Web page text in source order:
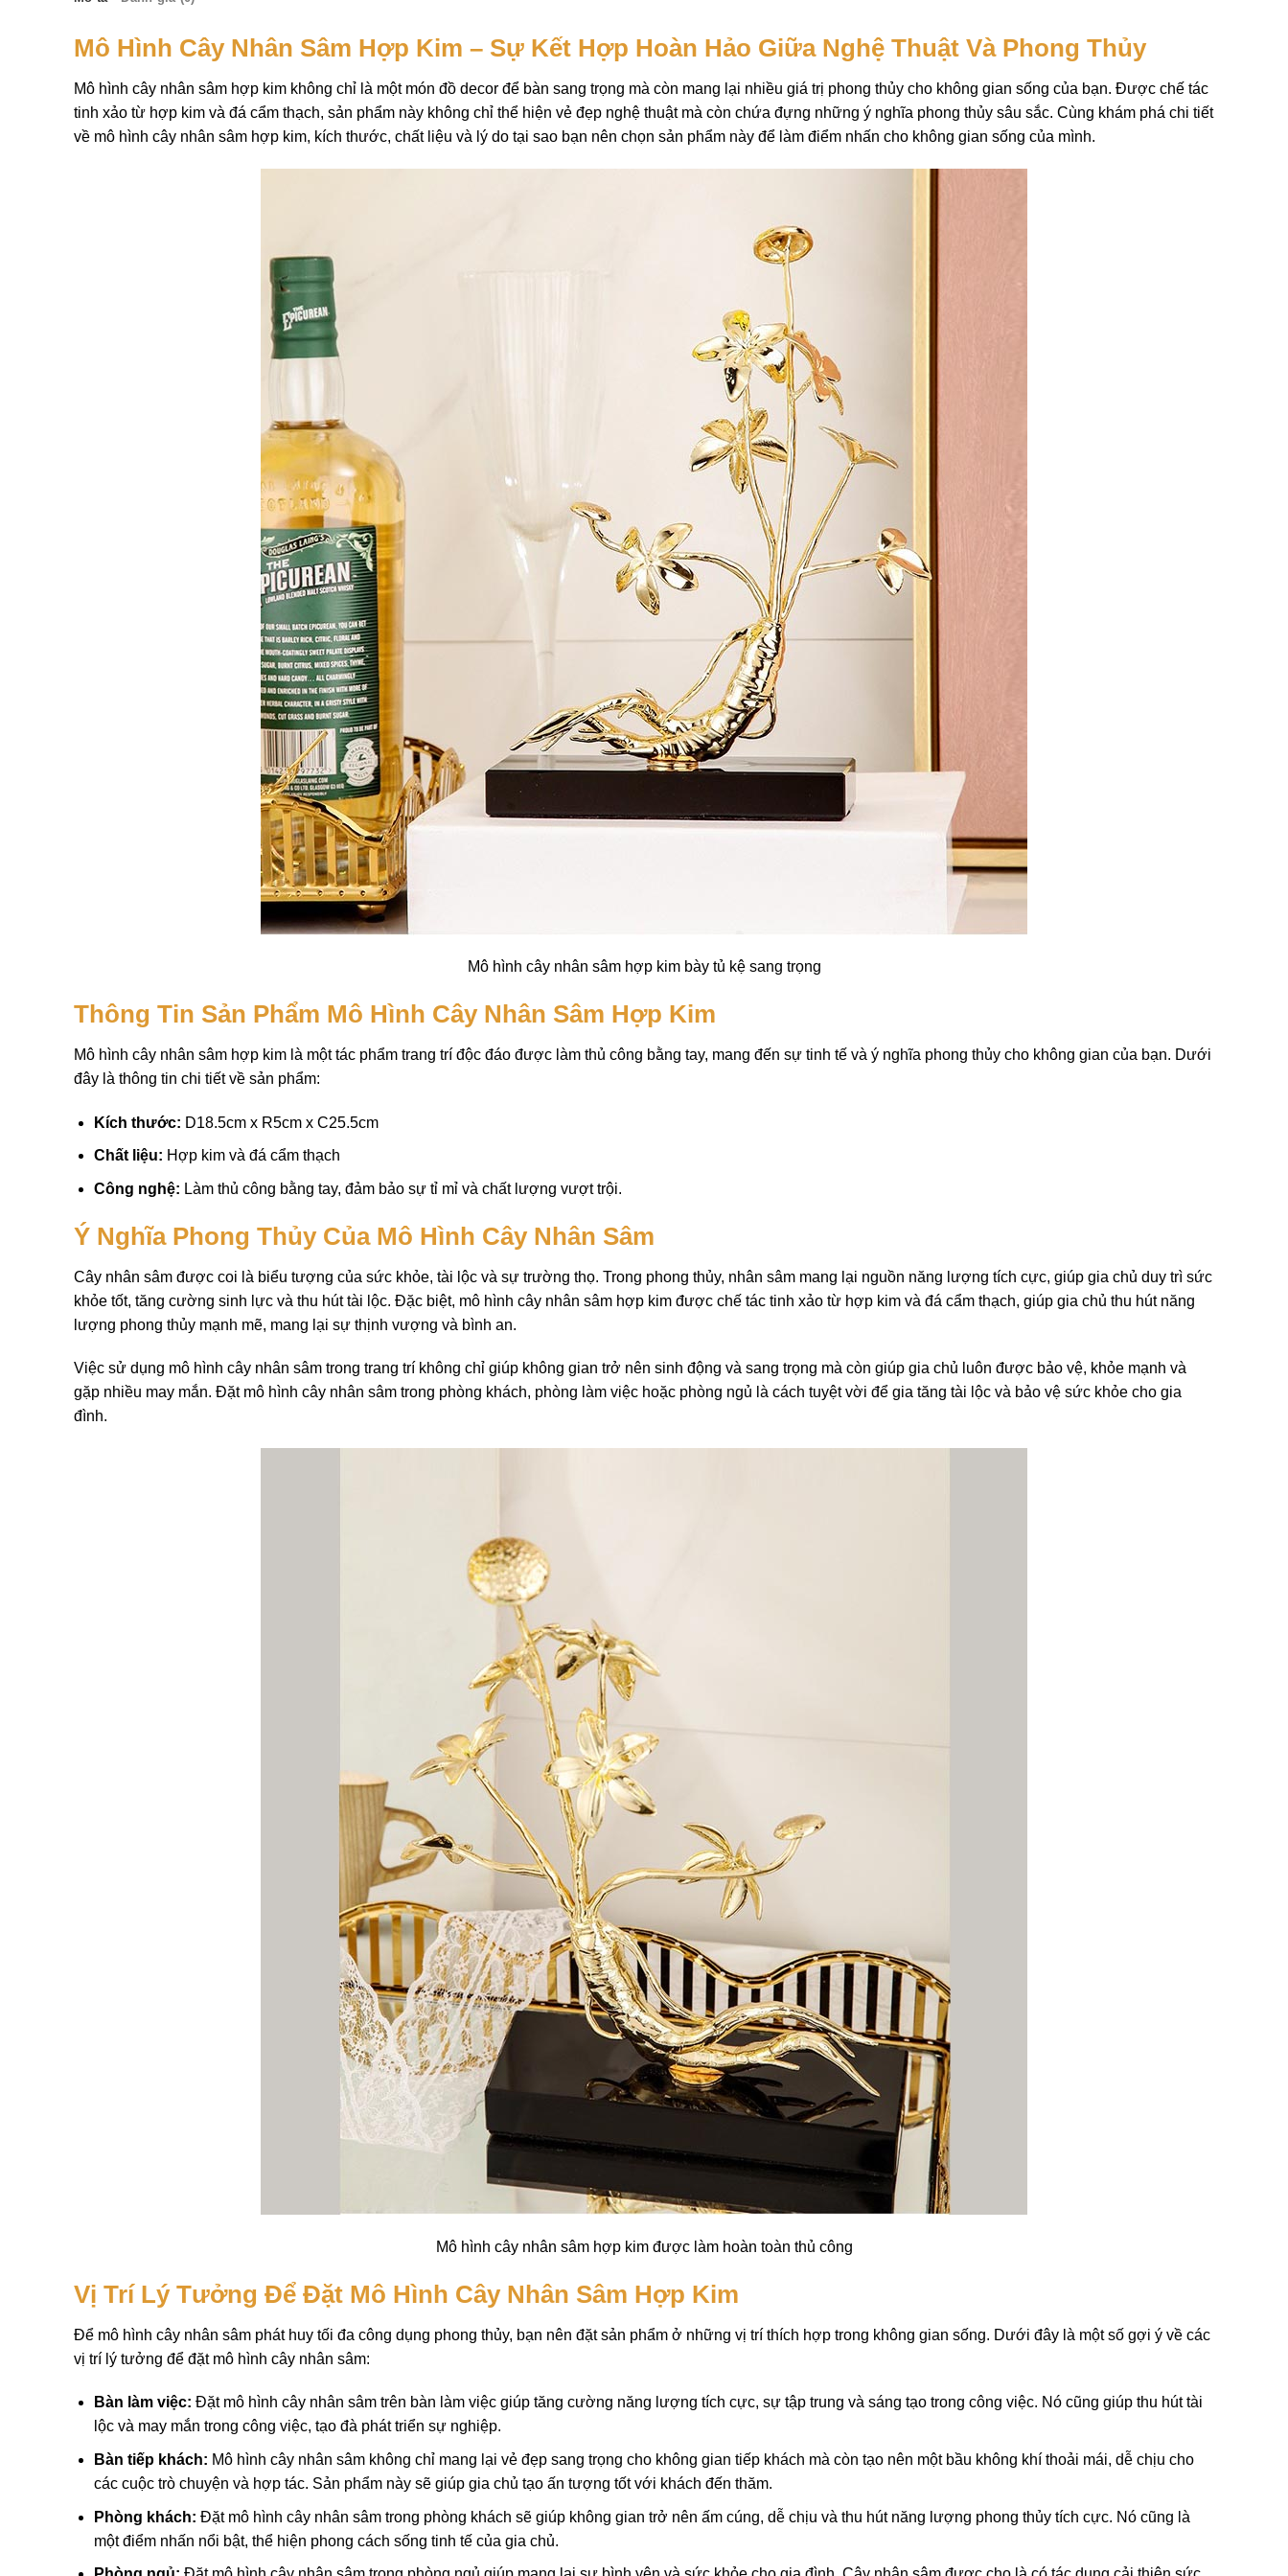
Mô Hình Cây Nhân Sâm Hợp Kim – Sự Kết Hợp Hoàn Hảo Giữa Nghệ Thuật Và Phong Thủy
Mô hình cây nhân sâm hợp kim không chỉ là một món đồ decor để bàn sang trọng mà còn mang lại nhiều giá trị phong thủy cho không gian sống của bạn. Được chế tác
tinh xảo từ hợp kim và đá cẩm thạch, sản phẩm này không chỉ thể hiện vẻ đẹp nghệ thuật mà còn chứa đựng những ý nghĩa phong thủy sâu sắc. Cùng khám phá chi tiết
về mô hình cây nhân sâm hợp kim, kích thước, chất liệu và lý do tại sao bạn nên chọn sản phẩm này để làm điểm nhấn cho không gian sống của mình.
Mô hình cây nhân sâm hợp kim bày tủ kệ sang trọng
Thông Tin Sản Phẩm Mô Hình Cây Nhân Sâm Hợp Kim
Mô hình cây nhân sâm hợp kim là một tác phẩm trang trí độc đáo được làm thủ công bằng tay, mang đến sự tinh tế và ý nghĩa phong thủy cho không gian của bạn. Dưới
đây là thông tin chi tiết về sản phẩm:
Kích thước: D18.5cm x R5cm x C25.5cm
Chất liệu: Hợp kim và đá cẩm thạch
Công nghệ: Làm thủ công bằng tay, đảm bảo sự tỉ mỉ và chất lượng vượt trội.
Ý Nghĩa Phong Thủy Của Mô Hình Cây Nhân Sâm
Cây nhân sâm được coi là biểu tượng của sức khỏe, tài lộc và sự trường thọ. Trong phong thủy, nhân sâm mang lại nguồn năng lượng tích cực, giúp gia chủ duy trì sức
khỏe tốt, tăng cường sinh lực và thu hút tài lộc. Đặc biệt, mô hình cây nhân sâm hợp kim được chế tác tinh xảo từ hợp kim và đá cẩm thạch, giúp gia chủ thu hút năng
lượng phong thủy mạnh mẽ, mang lại sự thịnh vượng và bình an.
Việc sử dụng mô hình cây nhân sâm trong trang trí không chỉ giúp không gian trở nên sinh động và sang trọng mà còn giúp gia chủ luôn được bảo vệ, khỏe mạnh và
gặp nhiều may mắn. Đặt mô hình cây nhân sâm trong phòng khách, phòng làm việc hoặc phòng ngủ là cách tuyệt vời để gia tăng tài lộc và bảo vệ sức khỏe cho gia
đình.
Mô hình cây nhân sâm hợp kim được làm hoàn toàn thủ công
Vị Trí Lý Tưởng Để Đặt Mô Hình Cây Nhân Sâm Hợp Kim
Để mô hình cây nhân sâm phát huy tối đa công dụng phong thủy, bạn nên đặt sản phẩm ở những vị trí thích hợp trong không gian sống. Dưới đây là một số gợi ý về các
vị trí lý tưởng để đặt mô hình cây nhân sâm:
Bàn làm việc: Đặt mô hình cây nhân sâm trên bàn làm việc giúp tăng cường năng lượng tích cực, sự tập trung và sáng tạo trong công việc. Nó cũng giúp thu hút tài
lộc và may mắn trong công việc, tạo đà phát triển sự nghiệp.
Bàn tiếp khách: Mô hình cây nhân sâm không chỉ mang lại vẻ đẹp sang trọng cho không gian tiếp khách mà còn tạo nên một bầu không khí thoải mái, dễ chịu cho
các cuộc trò chuyện và hợp tác. Sản phẩm này sẽ giúp gia chủ tạo ấn tượng tốt với khách đến thăm.
Phòng khách: Đặt mô hình cây nhân sâm trong phòng khách sẽ giúp không gian trở nên ấm cúng, dễ chịu và thu hút năng lượng phong thủy tích cực. Nó cũng là
một điểm nhấn nổi bật, thể hiện phong cách sống tinh tế của gia chủ.